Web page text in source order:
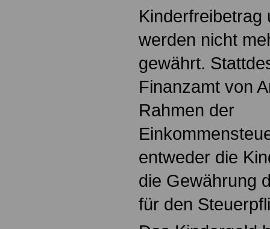
Kinderfreibetrag
werden nicht
gewährt.
Finanzamt von
Rahmen der
entweder die
die Gewährung
für den